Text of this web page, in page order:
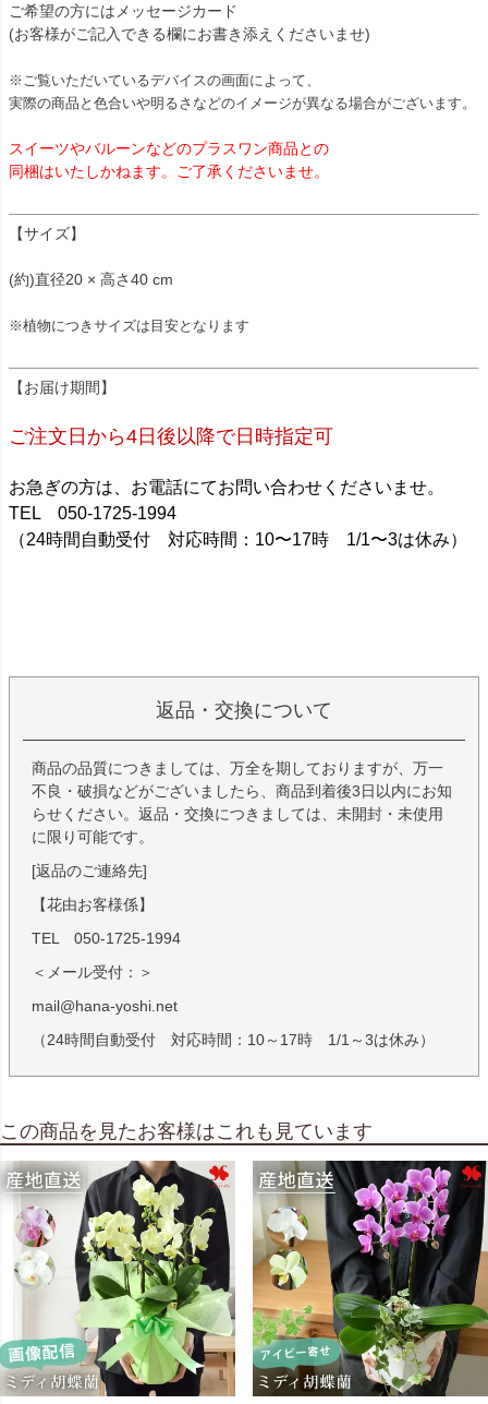
ご希望の方にはメッセージカード
(お客様がご記入できる欄にお書き添えくださいませ)
※ご覧いただいているデバイスの画面によって、
実際の商品と色合いや明るさなどのイメージが異なる場合がございます。
スイーツやバルーンなどのプラスワン商品との
同梱はいたしかねます。ご了承くださいませ。
【サイズ】
(約)直径20 × 高さ40 cm
※植物につきサイズは目安となります
【お届け期間】
ご注文日から4日後以降で日時指定可
お急ぎの方は、お電話にてお問い合わせくださいませ。
TEL 050-1725-1994
（24時間自動受付 対応時間：10〜17時 1/1〜3は休み）
返品・交換について
商品の品質につきましては、万全を期しておりますが、万一
不良・破損などがございましたら、商品到着後3日以内にお知
らせください。返品・交換につきましては、未開封・未使用
に限り可能です。
[返品のご連絡先]
【花由お客様係】
TEL 050-1725-1994
＜メール受付：＞
mail@hana-yoshi.net
（24時間自動受付 対応時間：10～17時 1/1～3は休み）
この商品を見たお客様はこれも見ています